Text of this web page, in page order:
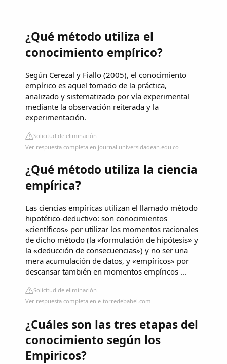
¿Qué método utiliza el
conocimiento empírico?
Según Cerezal y Fiallo (2005), el conocimiento
empírico es aquel tomado de la práctica,
analizado y sistematizado por vía experimental
mediante la observación reiterada y la
experimentación.
Solicitud de eliminación
Ver respuesta completa en journal.universidadean.edu.co
¿Qué método utiliza la ciencia
empírica?
Las ciencias empíricas utilizan el llamado método
hipotético-deductivo: son conocimientos
«científicos» por utilizar los momentos racionales
de dicho método (la «formulación de hipótesis» y
la «deducción de consecuencias») y no ser una
mera acumulación de datos, y «empíricos» por
descansar también en momentos empíricos ...
Solicitud de eliminación
Ver respuesta completa en e-torredebabel.com
¿Cuáles son las tres etapas del
conocimiento según los
Empiricos?